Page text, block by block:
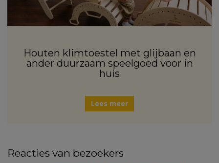
Houten klimtoestel met glijbaan en
ander duurzaam speelgoed voor in
huis
Lees meer
Reacties van bezoekers